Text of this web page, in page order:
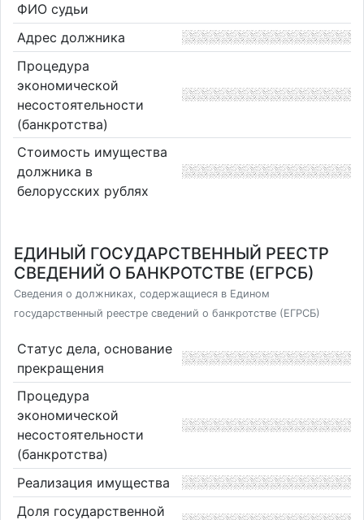
ФИО судьи
Адрес должника
Процедура
экономической
несостоятельности
(банкротства)
Стоимость имущества
должника в
белорусских рублях
ЕДИНЫЙ ГОСУДАРСТВЕННЫЙ РЕЕСТР
СВЕДЕНИЙ О БАНКРОТСТВЕ (ЕГРСБ)
Сведения о должниках, содержащиеся в Едином
государственный реестре сведений о банкротстве (ЕГРСБ)
Статус дела, основание
прекращения
Процедура
экономической
несостоятельности
(банкротства)
Реализация имущества
Доля государственной